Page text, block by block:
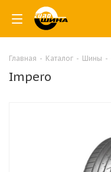
Главная - Каталог - Шины -
Impero